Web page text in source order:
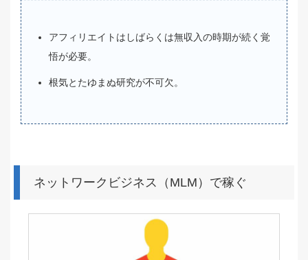
アフィリエイトはしばらくは無収入の時期が続く覚
悟が必要。
根気とたゆまぬ研究が不可欠。
ネットワークビジネス（MLM）で稼ぐ